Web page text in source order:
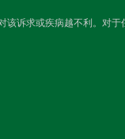
该诉求或疾病越不利。对